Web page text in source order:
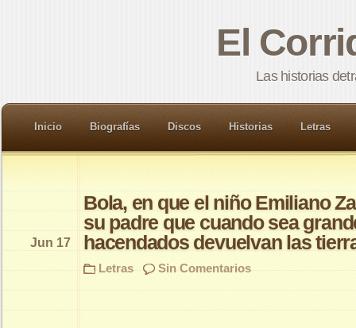
El
Las historias
Inicio Biografías Discos Historias Letras
Bola, en que el niño Emiliano
su padre que cuando sea
hacendados devuelvan las
Jun 17
Letras
Sin Comentarios